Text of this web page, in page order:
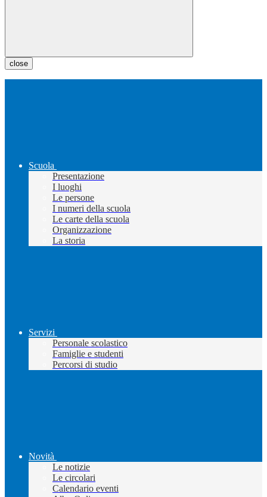
close
Scuola
Presentazione
I luoghi
Le persone
I numeri della scuola
Le carte della scuola
Organizzazione
La storia
Servizi
Personale scolastico
Famiglie e studenti
Percorsi di studio
Novità
Le notizie
Le circolari
Calendario eventi